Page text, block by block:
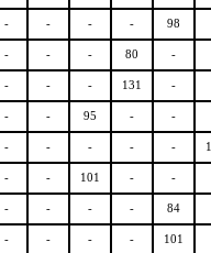
- - - - 98
- - - 80 -
- - - 131 -
- - 95 - -
- - - - -
- - 101 - -
- - - - 84
- - - - 101